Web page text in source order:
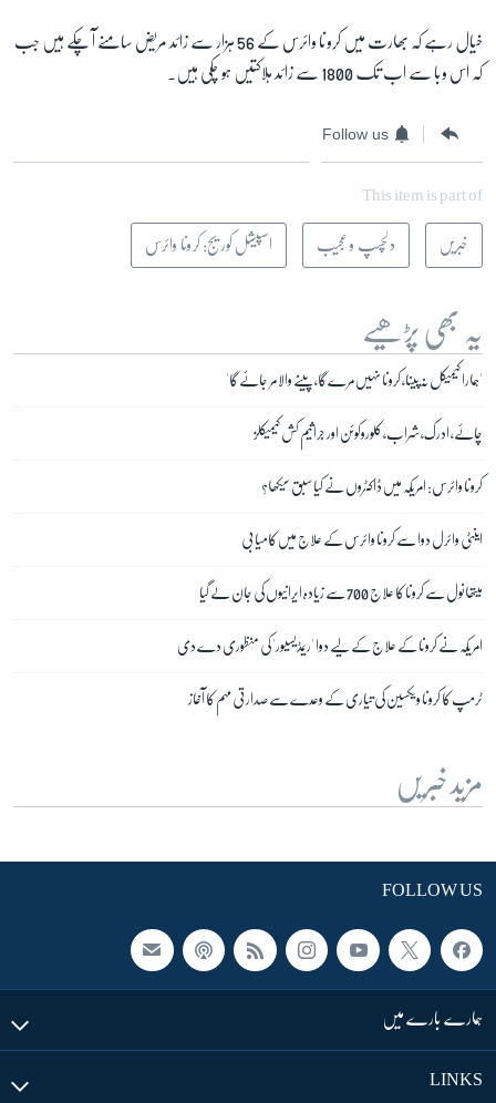
خیال رہے کہ بھارت میں کرونا وائرس کے 56 ہزار سے زائد مریض سامنے آ چکے ہیں جب
کہ اس وبا سے اب تک 1800 سے زائد ہلاکتیں ہو چکی ہیں۔
Follow us
This item is part of
خبریں دلچسپ و عجیب اسپیشل کوریج: کرونا وائرس
یہ بھی پڑھیے
'ہمارا کیمیکل نہ پینا، کرونا نہیں مرے گا، پینے والا مر جائے گا'
چائے، ادرک، شراب، کلوروکوئن اور جراثیم کش کیمیکلز
کرونا وائرس: امریکہ میں ڈاکٹروں نے کیا سبق سیکھا؟
اینٹی وائرل دوا سے کرونا وائرس کے علاج میں کامیابی
میتھانول سے کرونا کا علاج 700 سے زیادہ ایرانیوں کی جان لے گیا
امریکہ نے کرونا کے علاج کے لیے دوا 'ریمڈیسیور' کی منظوری دے دی
ٹرمپ کا کرونا ویکسین کی تیاری کے وعدے سے صدارتی مہم کا آغاز
مزید خبریں
FOLLOW US
ہمارے بارے میں
LINKS